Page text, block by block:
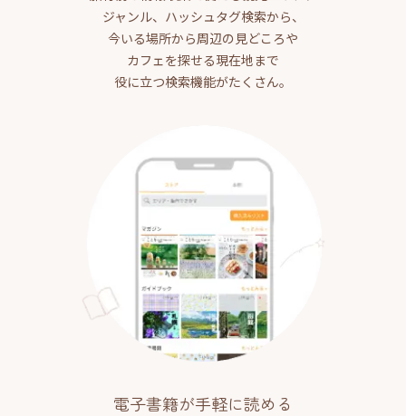
ジャンル、ハッシュタグ検索から、
今いる場所から周辺の見どころや
カフェを探せる現在地まで
役に立つ検索機能がたくさん。
電子書籍が手軽に読める